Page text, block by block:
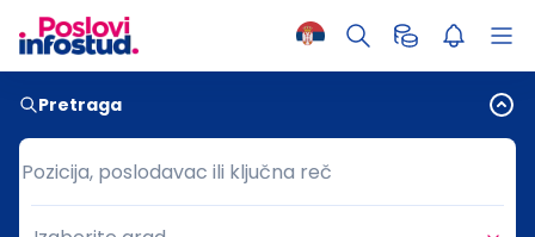
Pretraga
Pozicija, poslodavac ili ključna reč
Pozicija, poslodavac ili ključna reč